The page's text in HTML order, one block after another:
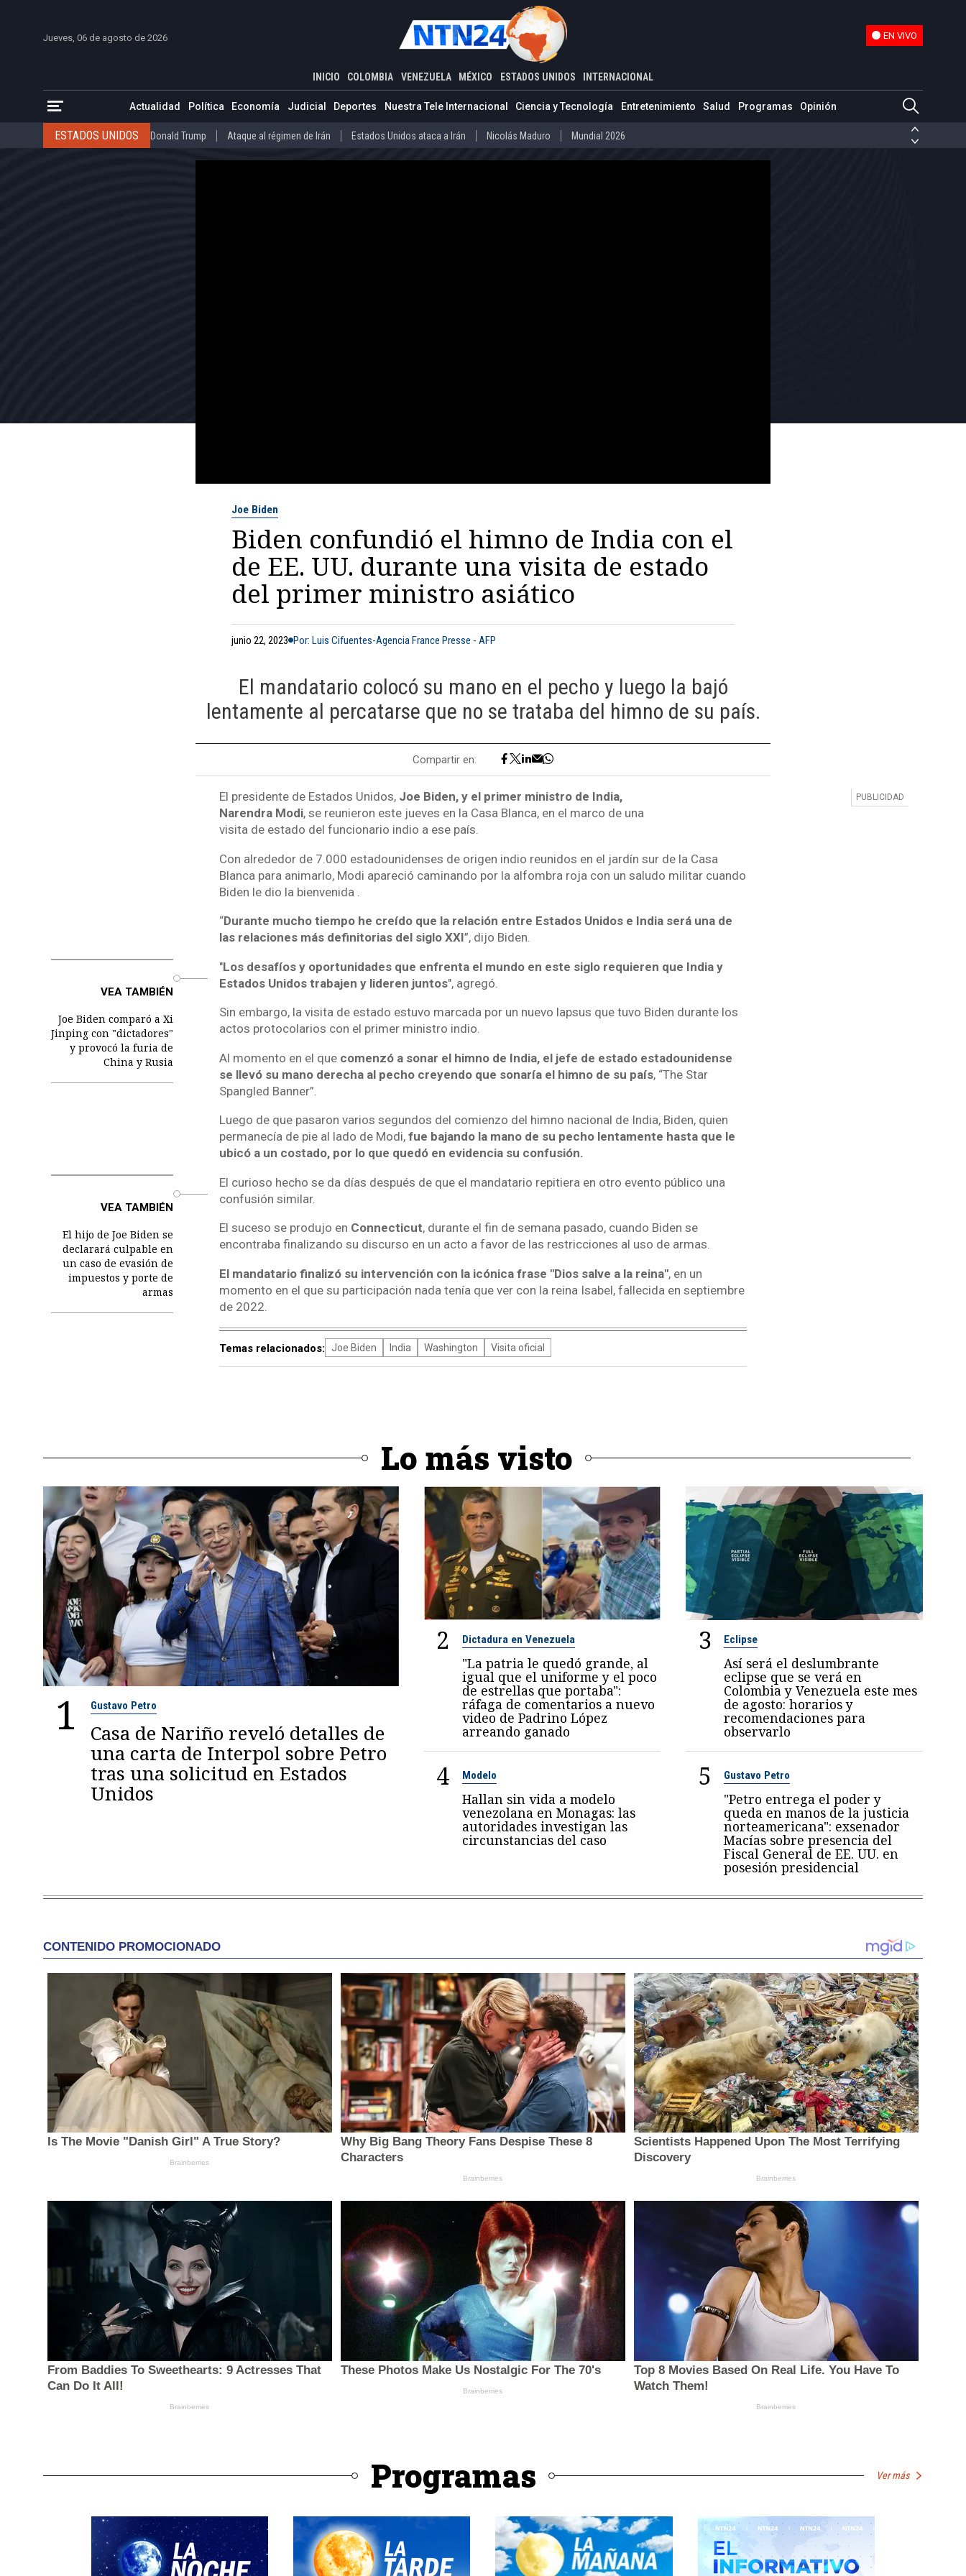
Jueves, 06 de agosto de 2026 EN VIVO
INICIO COLOMBIA VENEZUELA MÉXICO ESTADOS UNIDOS INTERNACIONAL
Actualidad Política Economía Judicial Deportes Nuestra Tele Internacional Ciencia y Tecnología Entretenimiento Salud Programas Opinión
ESTADOS UNIDOS Donald Trump Ataque al régimen de Irán Estados Unidos ataca a Irán Nicolás Maduro Mundial 2026
José Luis Rodríguez Zapatero Díaz-Canel Cuba Mundial 2026
INTERNACIONAL
Biden confundió el himno de India con el de EE. UU. durante una visita de estado del primer ministro asiático
ESTADOS UNIDOS Donald Trump Ataque al régimen de Irán Estados Unidos ataca a Irán Nicolás Maduro Mundial 2026
COLOMBIA Elecciones Presidenciales en Colombia Gustavo Petro Abelardo de la Espriella Iván Cepeda Donald Trump Disidencias de las FARC
Joe Biden
Biden confundió el himno de India con el
de EE. UU. durante una visita de estado
del primer ministro asiático
junio 22, 2023 Por: Luis Cifuentes-Agencia France Presse - AFP
El mandatario colocó su mano en el pecho y luego la bajó
lentamente al percatarse que no se trataba del himno de su país.
Compartir en:
El presidente de Estados Unidos, Joe Biden, y el primer ministro de India,
Narendra Modi, se reunieron este jueves en la Casa Blanca, en el marco de una
visita de estado del funcionario indio a ese país.
Con alrededor de 7.000 estadounidenses de origen indio reunidos en el jardín sur de la Casa
Blanca para animarlo, Modi apareció caminando por la alfombra roja con un saludo militar cuando
Biden le dio la bienvenida .
“Durante mucho tiempo he creído que la relación entre Estados Unidos e India será una de
las relaciones más definitorias del siglo XXI”, dijo Biden.
VEA TAMBIÉN
Joe Biden comparó a Xi
Jinping con "dictadores"
y provocó la furia de
China y Rusia
"Los desafíos y oportunidades que enfrenta el mundo en este siglo requieren que India y
Estados Unidos trabajen y lideren juntos", agregó.
Sin embargo, la visita de estado estuvo marcada por un nuevo lapsus que tuvo Biden durante los
actos protocolarios con el primer ministro indio.
Al momento en el que comenzó a sonar el himno de India, el jefe de estado estadounidense
se llevó su mano derecha al pecho creyendo que sonaría el himno de su país, “The Star
Spangled Banner”.
Luego de que pasaron varios segundos del comienzo del himno nacional de India, Biden, quien
permanecía de pie al lado de Modi,fue bajando la mano de su pecho lentamente hasta que le
ubicó a un costado, por lo que quedó en evidencia su confusión.
VEA TAMBIÉN
El hijo de Joe Biden se
declarará culpable en
un caso de evasión de
impuestos y porte de
armas
El curioso hecho se da días después de que el mandatario repitiera en otro evento público una
confusión similar.
El suceso se produjo en Connecticut, durante el fin de semana pasado, cuando Biden se
encontraba finalizando su discurso en un acto a favor de las restricciones al uso de armas.
El mandatario finalizó su intervención con la icónica frase "Dios salve a la reina", en un
momento en el que su participación nada tenía que ver con la reina Isabel, fallecida en septiembre
de 2022.
Temas relacionados: Joe Biden India Washington Visita oficial
Lo más visto
1 Gustavo Petro
Casa de Nariño reveló detalles de
una carta de Interpol sobre Petro
tras una solicitud en Estados
Unidos
2 Dictadura en Venezuela
"La patria le quedó grande, al
igual que el uniforme y el poco
de estrellas que portaba":
ráfaga de comentarios a nuevo
video de Padrino López
arreando ganado
3 Eclipse
Así será el deslumbrante
eclipse que se verá en
Colombia y Venezuela este mes
de agosto: horarios y
recomendaciones para
observarlo
4 Modelo
Hallan sin vida a modelo
venezolana en Monagas: las
autoridades investigan las
circunstancias del caso
5 Gustavo Petro
"Petro entrega el poder y
queda en manos de la justicia
norteamericana": exsenador
Macías sobre presencia del
Fiscal General de EE. UU. en
posesión presidencial
Programas Ver más